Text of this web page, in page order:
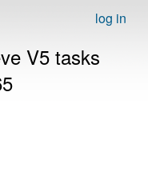
log in
V5 tasks